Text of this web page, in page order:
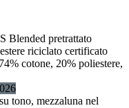
Blended pretrattato
riciclato certificato
cotone, 20% poliestere,
tono, mezzaluna nel